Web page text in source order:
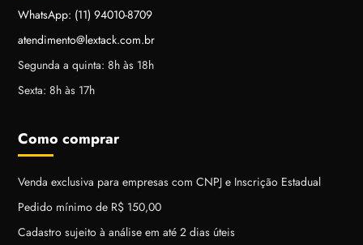
WhatsApp: (11) 94010-8709
atendimento@lextack.com.br
Segunda a quinta: 8h às 18h
Sexta: 8h às 17h
Como comprar
Venda exclusiva para empresas com CNPJ e Inscrição Estadual
Pedido mínimo de R$ 150,00
Cadastro sujeito à análise em até 2 dias úteis